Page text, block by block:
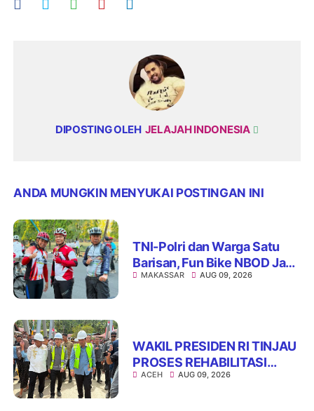
DIPOSTING OLEH JELAJAH INDONESIA
ANDA MUNGKIN MENYUKAI POSTINGAN INI
TNI-Polri dan Warga Satu
Barisan, Fun Bike NBOD Jadi
Ajang Perkuat Kebersamaan
MAKASSAR AUG 09, 2026
WAKIL PRESIDEN RI TINJAU
PROSES REHABILITASI
JEMBATAN LUMUT,
ACEH AUG 09, 2026